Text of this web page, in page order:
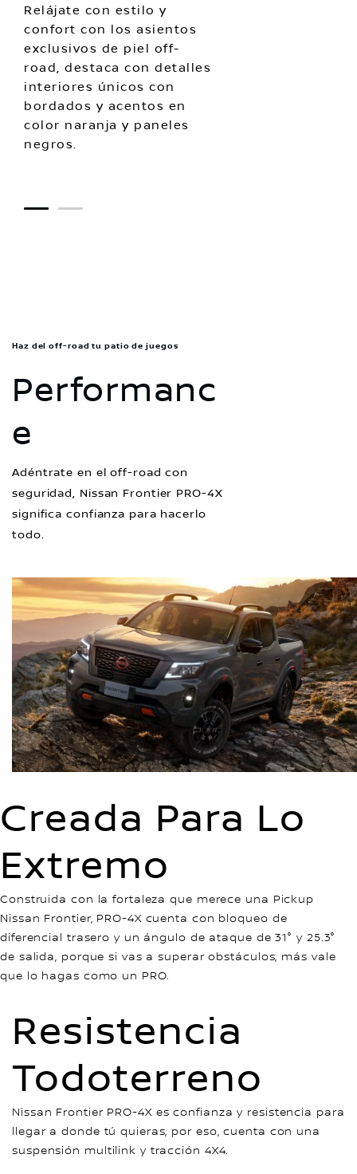
Relájate con estilo y
confort con los asientos
exclusivos de piel off-
road, destaca con detalles
interiores únicos con
bordados y acentos en
color naranja y paneles
negros.
1 2
Performanc
e
Haz del off-road tu patio de juegos
Adéntrate en el off-road con
seguridad, Nissan Frontier PRO-4X
significa confianza para hacerlo
todo.
Creada Para Lo
Extremo
Construida con la fortaleza que merece una Pickup
Nissan Frontier, PRO-4X cuenta con bloqueo de
diferencial trasero y un ángulo de ataque de 31° y 25.3°
de salida, porque si vas a superar obstáculos, más vale
que lo hagas como un PRO.
Resistencia
Todoterreno
Nissan Frontier PRO-4X es confianza y resistencia para
llegar a donde tú quieras, por eso, cuenta con una
suspensión multilink y tracción 4X4.